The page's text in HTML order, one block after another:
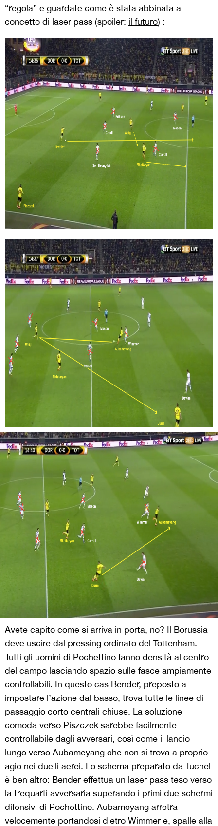
“regola” e guardate come è stata abbinata al
concetto di laser pass (spoiler: il futuro) :
Avete capito come si arriva in porta, no? Il Borussia
deve uscire dal pressing ordinato del Tottenham.
Tutti gli uomini di Pochettino fanno densità al centro
del campo lasciando spazio sulle fasce ampiamente
controllabili. In questo cas Bender, preposto a
impostare l’azione dal basso, trova tutte le linee di
passaggio corto centrali chiuse. La soluzione
comoda verso Piszczek sarebbe facilmente
controllabile dagli avversari, così come il lancio
lungo verso Aubameyang che non si trova a proprio
agio nei duelli aerei. Lo schema preparato da Tuchel
è ben altro: Bender effettua un laser pass teso verso
la trequarti avversaria superando i primi due schermi
difensivi di Pochettino. Aubameyang arretra
velocemente portandosi dietro Wimmer e, spalle alla